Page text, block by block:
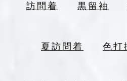
訪問着 黒留袖
夏訪問着 色打